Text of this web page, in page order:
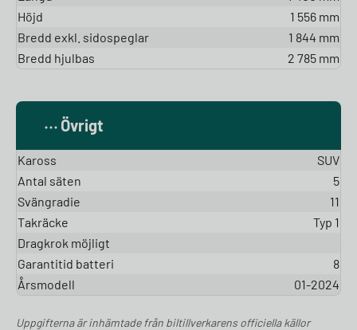
Höjd
1 556 mm
Bredd exkl. sidospeglar
1 844 mm
Bredd hjulbas
2 785 mm
Övrigt
Kaross
SUV
Antal säten
5
Svängradie
11
Takräcke
Typ 1
Dragkrok möjligt
Garantitid batteri
8
Årsmodell
01-2024
Uppgifterna är inhämtade från biltillverkarens officiella källor